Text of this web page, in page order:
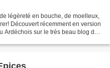
légèreté en bouche, de moelleux,
Découvert récemment en version
Ardéchois sur le très beau blog de